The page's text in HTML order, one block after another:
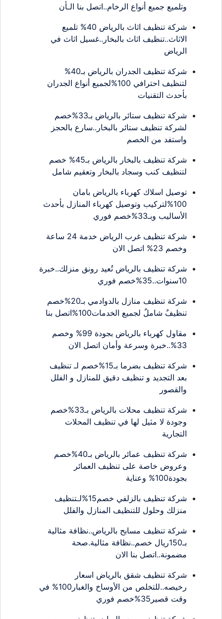
وتلميع جميع أنواع الرخام..اتصل بنا الـأن
شركة تنظيف اثاث بالرياض 40% تلميع
الاثاث..تنظيف اثاث بالبخار..غسيل اثاث في
الرياض
شركة تنظيف الجدران بالرياض بـ40%
لتنظيف احترافي 100%لجميع أنواع الجدران
بأحدث التقنيات
شركة تنظيف ستائر بالرياض بـ33%خصم
لشركة تنظيف ستائر بالبخار..سارع بالحجز
واستفد من الخصم
شركة تنظيف بالبخار بالرياض بـ45% خصم
لتنظيف كنب وسجاد بالبخار وتعقيم شامل
توصيل اسلاك كهرباء بالرياض بامان
100%لتركيب وتوصيل كهرباء المنازل بأحدث
الأساليب وبـ33%خصم فوري
شركة تنظيف غرب الرياض خدمة 24 ساعة
وخصم 23% اتصل الان
شركة تنظيف بالرياض تُعيد رونق منزلك..خبرة
10سنوات..35%خصم فوري
شركة تنظيف منازل بالدوادمي بـ20%خصم
تنظيفٌ شاملٌ لجميع الخدمات100%اتصل بنا
مقاول كهرباء بالرياض بجودة 99% وخصم
33%..خبرة وسرعة وأمان اتصل الان
شركة تنظيف بضرما بـ15%خصم لـ تنظيف
بعد التجديد و تنظيف دقيق للمنازل و الفلل
والقصور
شركة تنظيف محلات بالرياض بـ33%خصم
وجودة لا مثيل لها في تنظيف المحلات
التجارية
شركة تنظيف عمائر بالرياض بـ40%خصم
وعروض خاصة على تنظيف العمائر
بجودة100% وعناية
شركة تنظيف بالزلفي خصم15%لـتنظيف
منزلك وحلول للتنظيف المنازل والفلل
شركة تنظيف مسابح بالرياض..نظافة مثالية
بـ150ريال خصم..نظافة مثالية.صحة
مضمونة..اتصل بنا الان
شركة تنظيف شقق بالرياض اسعار
رخيصه..للتخلص من الأوساخ والغبار100% في
وقت قصير35%خصم فوري